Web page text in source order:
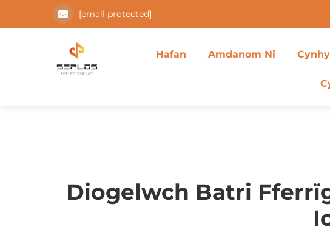
[email protected]
Hafan Amdanom Ni
Diogelwch Batri